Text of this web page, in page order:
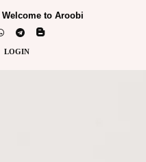
Welcome to Aroobi
LOGIN